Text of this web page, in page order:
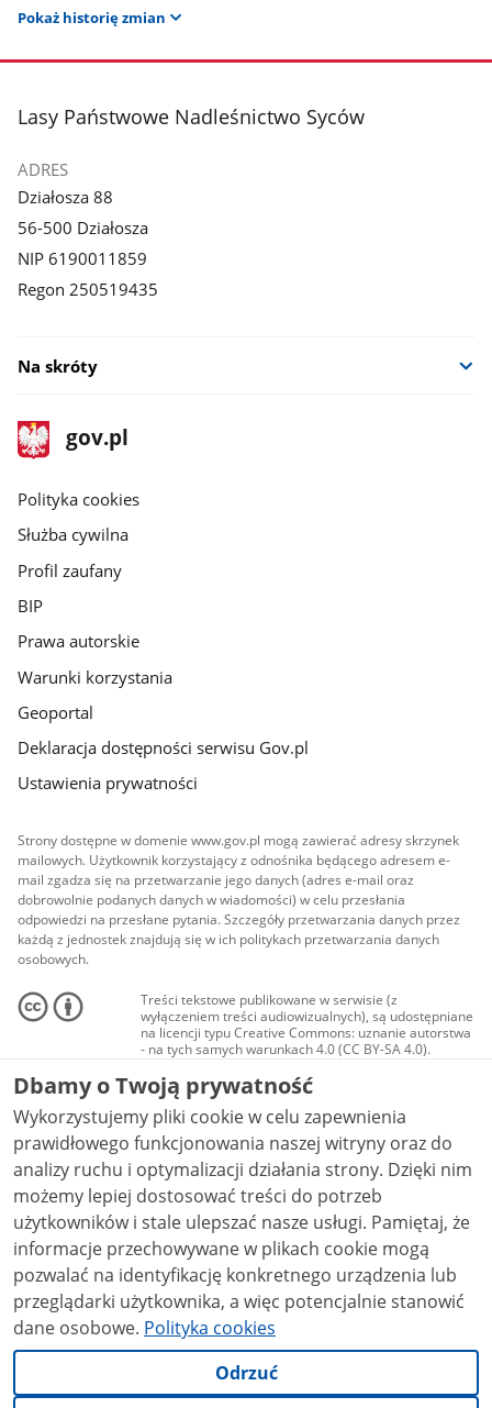
Pokaż historię zmian
stopka
Lasy Państwowe Nadleśnictwo Syców
ADRES
Działosza 88
56-500 Działosza
NIP 6190011859
Regon 250519435
Na skróty
stopka
gov.pl
Strona
gov.pl
gov.pl
Polityka cookies
Służba cywilna
Profil zaufany
BIP
Prawa autorskie
Warunki korzystania
Geoportal
Deklaracja dostępności serwisu Gov.pl
Ustawienia prywatności
Strony dostępne w domenie www.gov.pl mogą zawierać adresy skrzynek
mailowych. Użytkownik korzystający z odnośnika będącego adresem e-
mail zgadza się na przetwarzanie jego danych (adres e-mail oraz
dobrowolnie podanych danych w wiadomości) w celu przesłania
odpowiedzi na przesłane pytania. Szczegóły przetwarzania danych przez
każdą z jednostek znajdują się w ich politykach przetwarzania danych
osobowych.
Treści tekstowe publikowane w serwisie (z
wyłączeniem treści audiowizualnych), są udostępniane
na licencji typu Creative Commons: uznanie autorstwa
- na tych samych warunkach 4.0 (CC BY-SA 4.0).
Materiały audiowizualne, w tym zdjęcia, materiały
audio i wideo, są udostępniane na licencji typu
Creative Commons: uznanie autorstwa użycie
niekomercyjne - bez utworów zależnych 4.0 (CC BY-
NC-ND 4.0), o ile nie jest to stwierdzone inaczej.
Dbamy o Twoją prywatność
Wykorzystujemy pliki cookie w celu zapewnienia
prawidłowego funkcjonowania naszej witryny oraz do
analizy ruchu i optymalizacji działania strony. Dzięki nim
możemy lepiej dostosować treści do potrzeb
użytkowników i stale ulepszać nasze usługi. Pamiętaj, że
informacje przechowywane w plikach cookie mogą
pozwalać na identyfikację konkretnego urządzenia lub
przeglądarki użytkownika, a więc potencjalnie stanowić
dane osobowe. Polityka cookies
Odrzuć